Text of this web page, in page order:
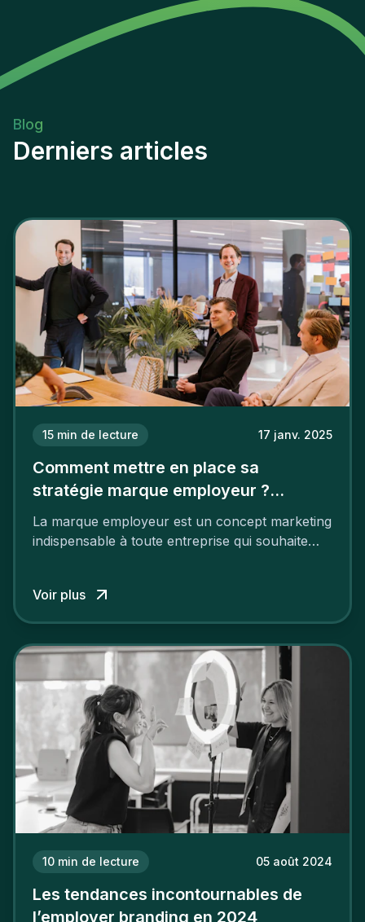
Blog
Derniers articles
15 min de lecture 17 janv. 2025
Comment mettre en place sa
stratégie marque employeur ?
Découvrez les 7 étapes
La marque employeur est un concept marketing
indispensable à toute entreprise qui souhaite
employeur solide et positive sont évidentes, ce
travail, pour qu’il soit réussi, ne peut se faire en
mettre en œuvre un certain nombre d’actions.
Voir plus
10 min de lecture 05 août 2024
Les tendances incontournables de
l’employer branding en 2024